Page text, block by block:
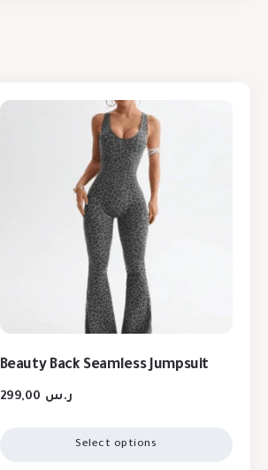
Beauty Back Seamless Jumpsuit
ر.س
Select options